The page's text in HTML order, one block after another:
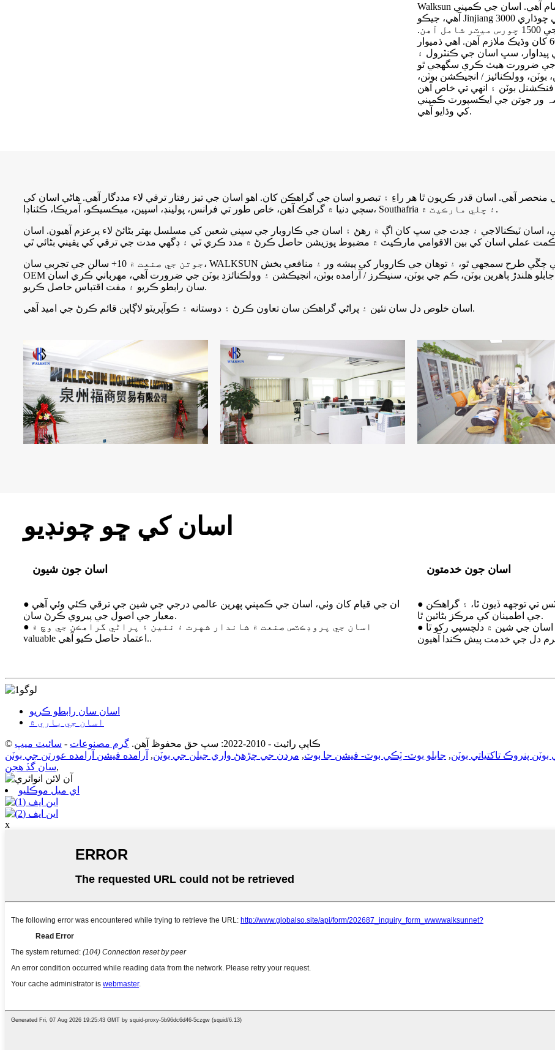
Walksun هڪ پيداوار ۽ تجارتي انضمام آهي. اسان جي ڪمپني Jinjiang شهر، Fujian صوبي ۾ واقع
آهي، جيڪو Jinjiang ايئرپورٽ ۽ ٽرين اسٽيشن جي ويجهو آهي. اسان جي ڪمپني جي چوڌاري 3000
چورس ميٽر آهي، جنهن ۾ ڊولپمينٽ روم، آفيس ۽ شو روم جي 1500 چورس ميٽر شامل آهن.
اسان جي ڪمپني ۾ 60 کان وڌيڪ ملازم آهن. اهي ذميوار QC ٽيم، تخليقي ڊيزائنر ٽيم، بهترين سيلز
پيداوار، سڀ اسان جي ڪنٽرول ۽
وولڪنائيز / انجيڪشن بوٽن،
ور جوتن جي ايڪسپورٽ ڪمپني
کي وڌايو آهي.
آهي. اسان قدر ڪريون ٿا هر راءِ ۽ تبصرو اسان جي گراهڪن کان. اهو اسان جي تيز رفتار ترقي لاء مددگار آهي. هاڻي اسان کي
سڄي دنيا ۾ گراهڪ آهن، خاص طور تي فرانس، پولينڊ، اسپين، ميڪسيڪو، آمريڪا، ڪئناڊا، Southafria ۽ چلي مارڪيٽ ۾.
ٽيڪنالاجي ۽ جدت جي سڀ کان اڳ ۾ رهڻ ۽ اسان جي ڪاروبار جي سڀني شعبن کي مسلسل بهتر بڻائڻ لاء پرعزم آهيون. اسان
جوتن جي صنعت ۾ 10+ سالن جي تجربي سان، WALKSUN مختلف مارڪيٽن ۽ علائقن ۾ گراهڪ جي گهرج کي چڱي طرح سمجهي ٿو، ۽ توهان جي ڪاروبار کي پيشه ور ۽ منافعي بخش ODM ۽
OEM خدمتن سان مهيا ڪرڻ جي قابل آهي. جڏھن توھان کي گھربل جابلو ھلندڙ ٻاھرين بوٽن، ڪم جي بوٽن، سنيڪرز / آرامده بوٽن، انجيڪشن ۽ وولڪنائزڊ بوٽن جي ضرورت آھي، مھرباني ڪري اسان
سان رابطو ڪريو ۽ مفت اقتباس حاصل ڪريو.
اسان خلوص دل سان نئين ۽ پراڻي گراهڪن سان تعاون ڪرڻ ۽ دوستانه ۽ ڪوآپريٽو لاڳاپن قائم ڪرڻ جي اميد آهي.
اسان کي ڇو چونڊيو
اسان جون شيون
● ان جي قيام کان وٺي، اسان جي ڪمپني پهرين عالمي درجي جي شين جي ترقي ڪئي وئي آهي
معيار جي اصول جي پيروي ڪرڻ سان.
● اسان جي پروڊڪٽس صنعت ۾ شاندار شهرت ۽ نئين ۽ پراڻي گراهڪن جي وچ ۾
valuable اعتماد حاصل ڪيو آهي..
اسان جون خدمتون
● اسان مارڪيٽ جي رخ تي اصرار ڪريون ٿا، اسان جي پروڊڪٽس تي توجهه ڏيون ٿا، ۽ گراهڪن
جي اطمينان کي مرڪز بڻائين ٿا.
● جيڪڏهن توهان اسان جي شين ۾ دلچسپي رکو ٿا، pls اسان سان رابطو ڪريو. اسان توهان کي
اسان سان رابطو ڪريو
اسان جي باري ۾
© ڪاپي رائيٽ - 2010-2022: سڀ حق محفوظ آهن. گرم مصنوعات - سائيٽ ميپ
پنروڪ تاکتياتي بوٽن, جابلو بوٽ- ٽِڪي بوٽ- فيشن جا بوٽ, مردن جي چڙهڻ واري جبلن جي بوٽن, آرامده فيشن آرامده عورتن جي بوٽن
سان گڏ هجن,
اي ميل موڪليو
x